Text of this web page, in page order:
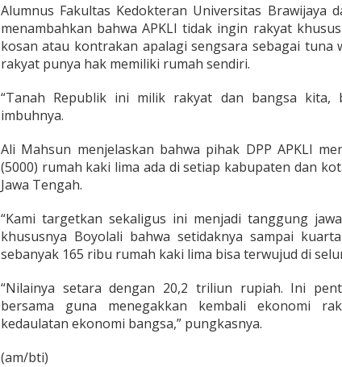
Alumnus Fakultas Kedokteran Universitas Brawijaya
menambahkan bahwa APKLI tidak ingin rakyat
kosan atau kontrakan apalagi sengsara sebagai tuna
rakyat punya hak memiliki rumah sendiri.
“Tanah Republik ini milik rakyat dan bangsa kita,
imbuhnya.
Ali Mahsun menjelaskan bahwa pihak DPP APKLI
(5000) rumah kaki lima ada di setiap kabupaten dan
Jawa Tengah.
“Kami targetkan sekaligus ini menjadi tanggung
khususnya Boyolali bahwa setidaknya sampai
sebanyak 165 ribu rumah kaki lima bisa terwujud di
“Nilainya setara dengan 20,2 triliun rupiah. Ini
bersama guna menegakkan kembali ekonomi
kedaulatan ekonomi bangsa,” pungkasnya.
(am/bti)